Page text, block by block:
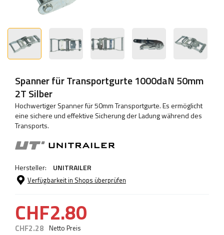
Spanner für Transportgurte 1000daN 50mm
2T Silber
Hochwertiger Spanner für 50mm Transportgurte. Es ermöglicht
eine sichere und effektive Sicherung der Ladung während des
Transports.
Hersteller: UNITRAILER
Verfügbarkeit in Shops überprüfen
CHF2.80
CHF2.28 Netto Preis